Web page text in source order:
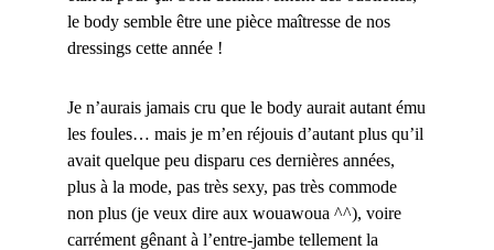
le body semble être une pièce maîtresse de nos
dressings cette année !
Je n’aurais jamais cru que le body aurait autant ému
les foules… mais je m’en réjouis d’autant plus qu’il
avait quelque peu disparu ces dernières années,
plus à la mode, pas très sexy, pas très commode
non plus (je veux dire aux wouawoua ^^), voire
carrément gênant à l’entre-jambe tellement la